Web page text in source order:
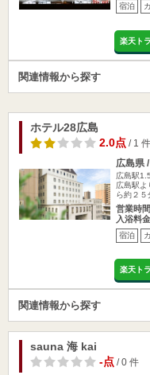
宿泊
楽天ト
関連情報から探す
ホテル28広島
2.0点/ 1 件
広島県
広島駅
広島駅
ら約２５
営業時間
入浴料
宿泊
楽天ト
関連情報から探す
sauna 海 kai
-点/ 0 件